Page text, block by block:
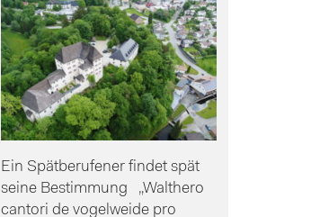
Ein Spätberufener findet spät
seine Bestimmung „Walthero
cantori de vogelweide pro